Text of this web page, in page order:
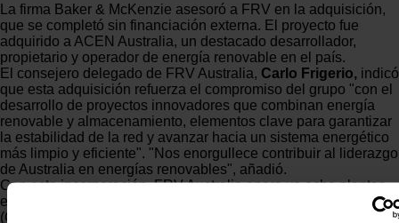
La firma Baker & McKenzie asesoró a FRV en la adquisición,
que se completó sin financiación externa. El proyecto fue
adquirido a ACEN Australia, un destacado desarrollador,
propietario y operador de energía renovable en el país.
El consejero delegado de FRV Australia, Carlo Frigerio, indicó
que esta adquisición refuerza el compromiso del grupo "con el
desarrollo de proyectos innovadores que combinan energía
renovable y almacenamiento, elementos clave para garantizar
la estabilidad de la red y avanzar hacia un sistema energético
más limpio y eficiente". "Nos enorgullece contribuir al liderazgo
de Australia en energías renovables", añadió.
Con esta incorporación, FRV Australia opera ya ocho plantas
en el país con una capacidad combinada de casi un gigavatio
(GW). Además, la compañía continúa hibridando su portafolio y